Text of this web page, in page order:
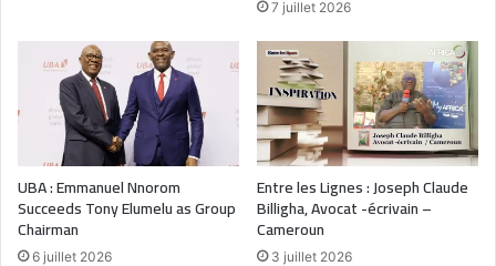
7 juillet 2026
UBA : Emmanuel Nnorom
Succeeds Tony Elumelu as Group
Chairman
6 juillet 2026
Entre les Lignes : Joseph Claude
Billigha, Avocat -écrivain –
Cameroun
3 juillet 2026